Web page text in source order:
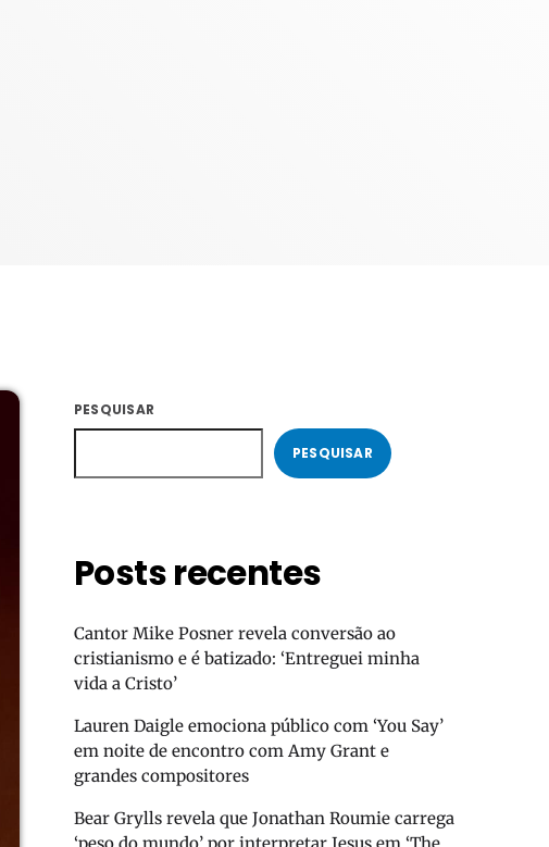
PESQUISAR
PESQUISAR
Posts recentes
Cantor Mike Posner revela conversão ao
cristianismo e é batizado: ‘Entreguei minha
vida a Cristo’
Lauren Daigle emociona público com ‘You Say’
em noite de encontro com Amy Grant e
grandes compositores
Bear Grylls revela que Jonathan Roumie carrega